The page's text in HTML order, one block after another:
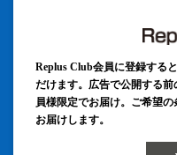
Replus Club会員に登録する
だけます。広告で公開する
員様限定でお届け。ご希望
お届けします。